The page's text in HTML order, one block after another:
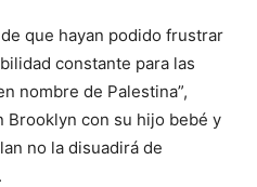
que hayan podido frustrar
constante para las
nombre de Palestina”,
Brooklyn con su hijo bebé y
no la disuadirá de